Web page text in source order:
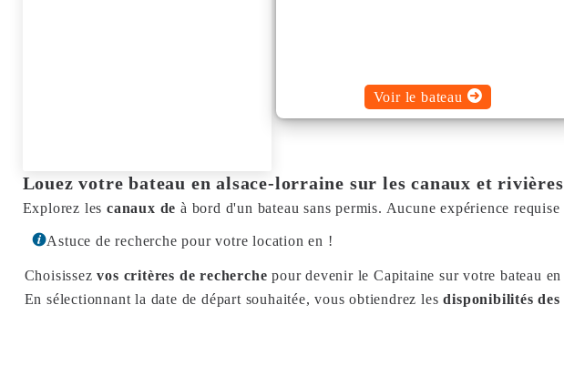
Voir le bateau
Louez votre bateau en alsace-lorraine sur les canaux et rivières
Explorez les canaux de à bord d'un bateau sans permis. Aucune expérience
Astuce de recherche pour votre location en !
Choisissezvos critères de recherche pour devenir le Capitaine sur votre bateau
En sélectionnant la date de départ souhaitée, vous obtiendrez lesdisponibilités des